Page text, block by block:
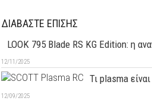
ΔΙΑΒΑΣΤΕ ΕΠΙΣΗΣ
LOOK 795 Blade RS KG Edition: η
12/11/2025
Τι plasma
12/09/2025